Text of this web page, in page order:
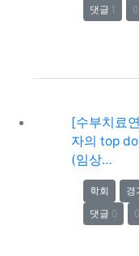
댓글 1
0
[수부치료
자의 top
(임상…
학회 경
댓글 0
0